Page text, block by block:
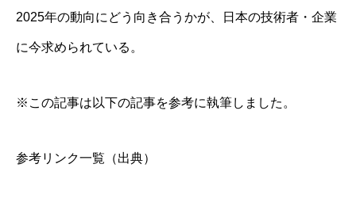
2025年の動向にどう向き合うかが、日本の技術者・企業
に今求められている。
※この記事は以下の記事を参考に執筆しました。
参考リンク一覧（出典）